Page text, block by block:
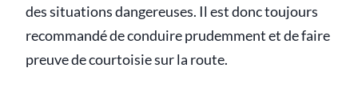
des situations dangereuses. Il est donc toujours
recommandé de conduire prudemment et de faire
preuve de courtoisie sur la route.